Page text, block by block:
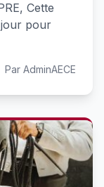
Cette
jour pour
Par AdminAECE